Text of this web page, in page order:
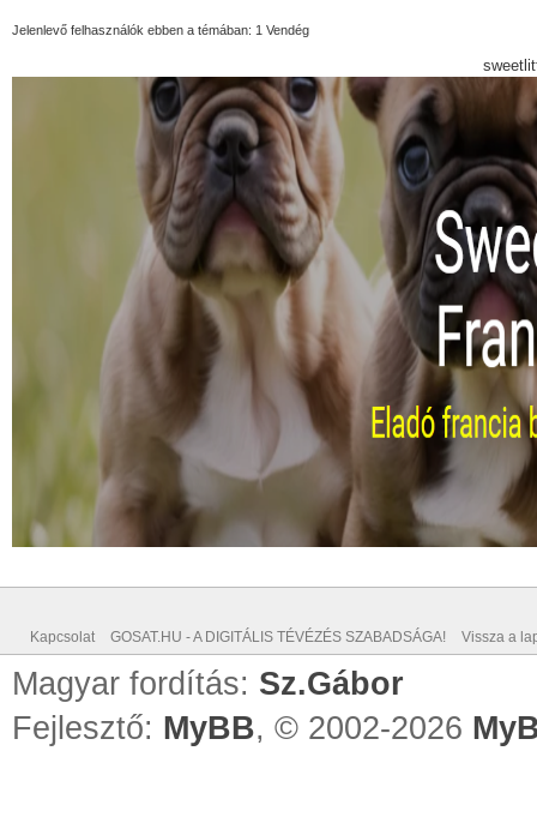
Jelenlevő felhasználók ebben a témában: 1 Vendég
Kapcsolat GOSAT.HU - A DIGITÁLIS TÉVÉZÉS SZABADSÁGA! Vissza a
Magyar fordítás: Sz.Gábor
Fejlesztő: MyBB, © 2002-2026